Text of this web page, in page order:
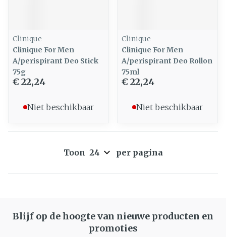
Clinique
Clinique For Men
A/perispirant Deo Stick
75g
€ 22,24
Niet beschikbaar
Clinique
Clinique For Men
A/perispirant Deo Rollon
75ml
€ 22,24
Niet beschikbaar
Toon per pagina
Blijf op de hoogte van nieuwe producten en
promoties